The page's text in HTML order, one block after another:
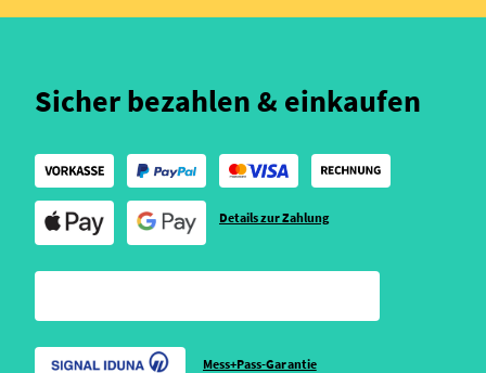
Sicher bezahlen & einkaufen
Details zur Zahlung
Mess+Pass-Garantie